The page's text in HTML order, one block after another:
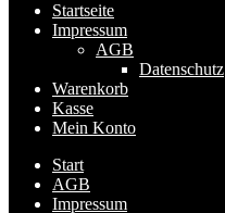
Startseite
Impressum
AGB
Datenschutz
Warenkorb
Kasse
Mein Konto
Start
AGB
Impressum